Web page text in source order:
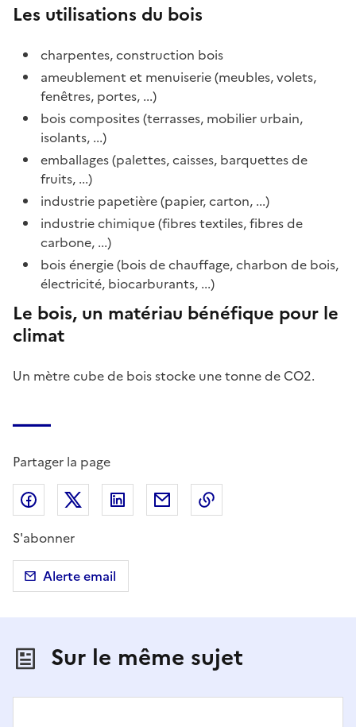
Les utilisations du bois
charpentes, construction bois
ameublement et menuiserie (meubles, volets,
fenêtres, portes, ...)
bois composites (terrasses, mobilier urbain,
isolants, ...)
emballages (palettes, caisses, barquettes de
fruits, ...)
industrie papetière (papier, carton, ...)
industrie chimique (fibres textiles, fibres de
carbone, ...)
bois énergie (bois de chauffage, charbon de bois,
électricité, biocarburants, ...)
Le bois, un matériau bénéfique pour le
climat
Un mètre cube de bois stocke une tonne de CO2.
Partager la page
Partager sur Facebook
Partager sur X (anciennement Twitter)
Partager sur LinkedIn
Partager par email
S'abonner
Alerte email
Sur le même sujet